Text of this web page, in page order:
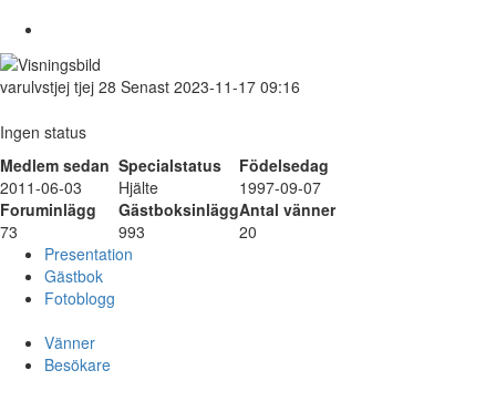
varulvstjej tjej 28 Senast 2023-11-17 09:16
Ingen status
Medlem sedan Specialstatus
Födelsedag
2011-06-03
Hjälte
1997-09-07
Foruminlägg
GästboksinläggAntal vänner
73
993
20
Presentation
Gästbok
Fotoblogg
Vänner
Besökare